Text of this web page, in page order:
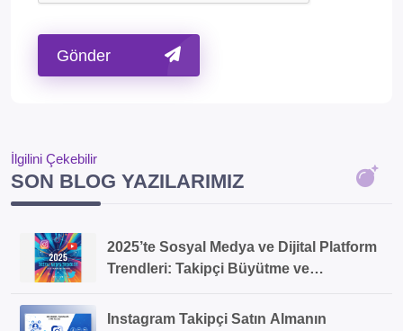
Gönder
İlgilini Çekebilir
SON BLOG YAZILARIMIZ
2025’te Sosyal Medya ve Dijital Platform
Trendleri: Takipçi Büyütme ve
Instagram Takipçi Satın Almanın